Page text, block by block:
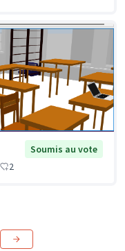
Soumis au vote
2